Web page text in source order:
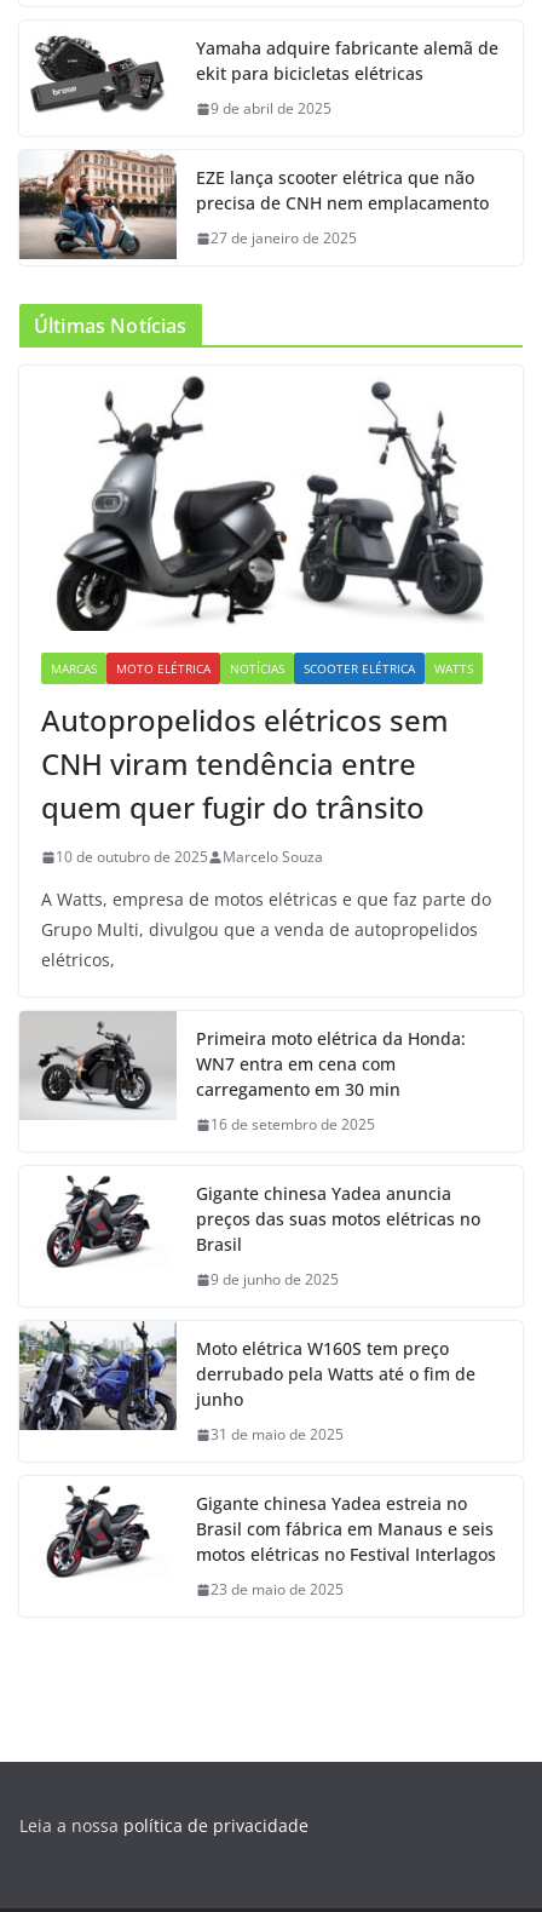
Yamaha adquire fabricante alemã de
ekit para bicicletas elétricas
9 de abril de 2025
EZE lança scooter elétrica que não
precisa de CNH nem emplacamento
27 de janeiro de 2025
Últimas Notícias
MARCAS MOTO ELÉTRICA NOTÍCIAS SCOOTER ELÉTRICA WATTS
Autopropelidos elétricos sem
CNH viram tendência entre
quem quer fugir do trânsito
10 de outubro de 2025 Marcelo Souza
A Watts, empresa de motos elétricas e que faz parte do
Grupo Multi, divulgou que a venda de autopropelidos
elétricos,
Primeira moto elétrica da Honda:
WN7 entra em cena com
carregamento em 30 min
16 de setembro de 2025
Gigante chinesa Yadea anuncia
preços das suas motos elétricas no
Brasil
9 de junho de 2025
Moto elétrica W160S tem preço
derrubado pela Watts até o fim de
junho
31 de maio de 2025
Gigante chinesa Yadea estreia no
Brasil com fábrica em Manaus e seis
motos elétricas no Festival Interlagos
23 de maio de 2025
Leia a nossa política de privacidade